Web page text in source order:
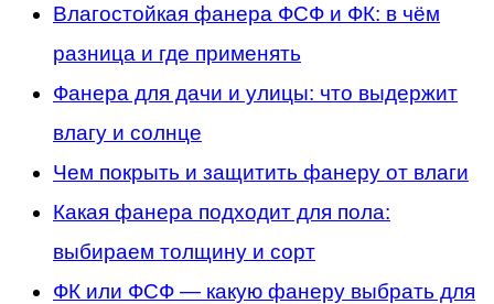
Влагостойкая фанера ФСФ и ФК: в чём
разница и где применять
Фанера для дачи и улицы: что выдержит
влагу и солнце
Чем покрыть и защитить фанеру от влаги
Какая фанера подходит для пола:
выбираем толщину и сорт
ФК или ФСФ — какую фанеру выбрать для